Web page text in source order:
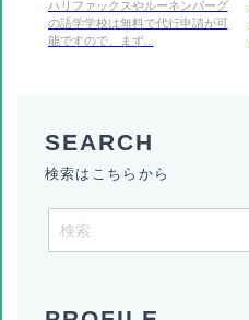
ハリファックスやルーネンバーグ
の語学学校は無料で代行申請が可
能ですので、まず...
検索はこちらから